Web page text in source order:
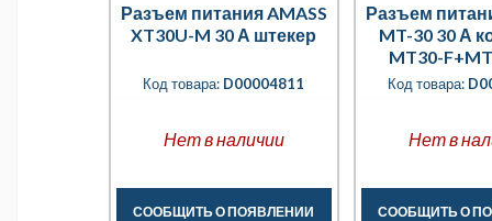
Разъем питания AMASS
XT30U-M 30 А штекер
Код товара: D00004811
Нет в наличии
СООБЩИТЬ О ПОЯВЛЕНИИ
Разъем
MT-30 30 А
MT30-
Код товара:
Нет в
СООБЩИТЬ О